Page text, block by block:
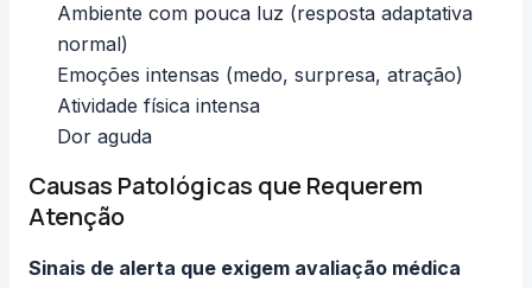
Ambiente com pouca luz (resposta adaptativa
normal)
Emoções intensas (medo, surpresa, atração)
Atividade física intensa
Dor aguda
Causas Patológicas que Requerem
Atenção
Sinais de alerta que exigem avaliação médica